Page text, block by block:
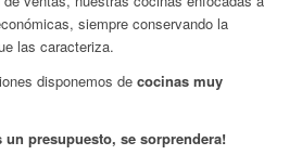
siempre conservando la
las caracteriza.
disponemos de cocinas muy
un presupuesto, se sorprendera!